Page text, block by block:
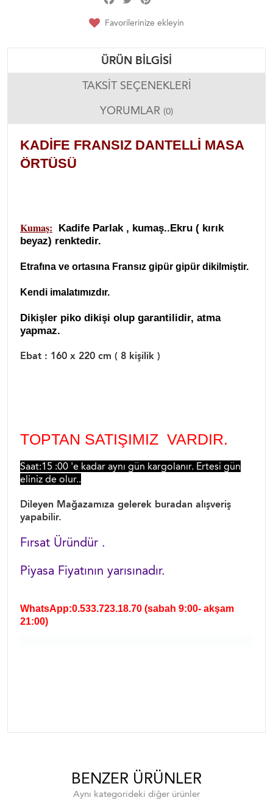
Favorilerinize ekleyin
ÜRÜN BILGISI
TAKSIT SEÇENEKLERI
YORUMLAR (0)
KADIFE FRANSIZ DANTELLI MASA
ÖRTÜSÜ
Kumaş:
Kadife Parlak , kumaş..Ekru ( kırık
beyaz) renktedir.
Etrafına ve ortasına Fransız gipür gipür dikilmiştir.
Kendi imalatımızdır.
Dikişler piko dikişi olup garantilidir, atma
yapmaz.
Ebat : 160 x 220 cm ( 8 kişilik )
TOPTAN SATIŞIMIZ VARDIR.
Saat:15 :00 'e kadar aynı gün kargolanır. Ertesi gün
eliniz de olur..
Dileyen Mağazamıza gelerek buradan alışveriş
yapabilir.
Fırsat Üründür .
Piyasa Fiyatının yarısınadır.
WhatsApp:0.533.723.18.70 (sabah 9:00- akşam
21:00)
BENZER ÜRÜNLER
Aynı kategorideki diğer ürünler